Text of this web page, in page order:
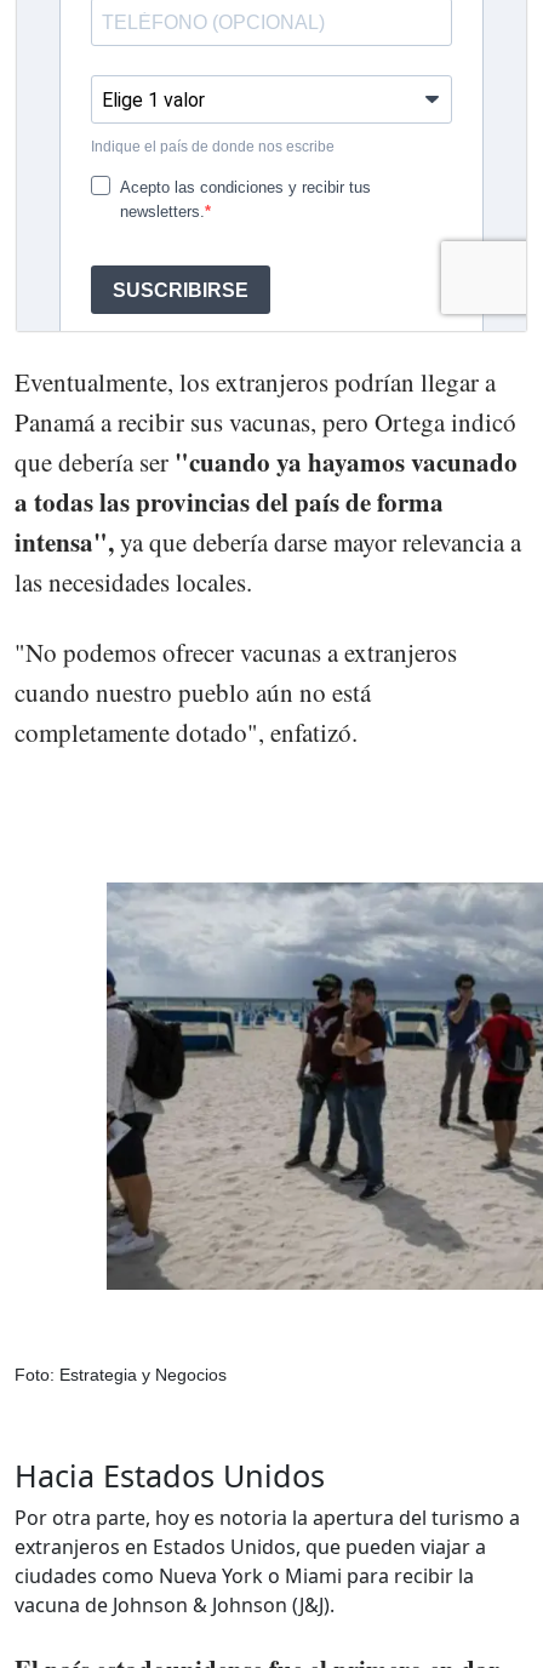
Eventualmente, los extranjeros podrían llegar a
Panamá a recibir sus vacunas, pero Ortega indicó
que debería ser "cuando ya hayamos vacunado
a todas las provincias del país de forma
intensa",ya que debería darse mayor relevancia a
las necesidades locales.
"No podemos ofrecer vacunas a extranjeros
cuando nuestro pueblo aún no está
completamente dotado", enfatizó.
Foto: Estrategia y Negocios
Hacia Estados Unidos
Por otra parte, hoy es notoria la apertura del turismo a
extranjeros en Estados Unidos, que pueden viajar a
ciudades como Nueva York o Miami para recibir la
vacuna de Johnson & Johnson (J&J).